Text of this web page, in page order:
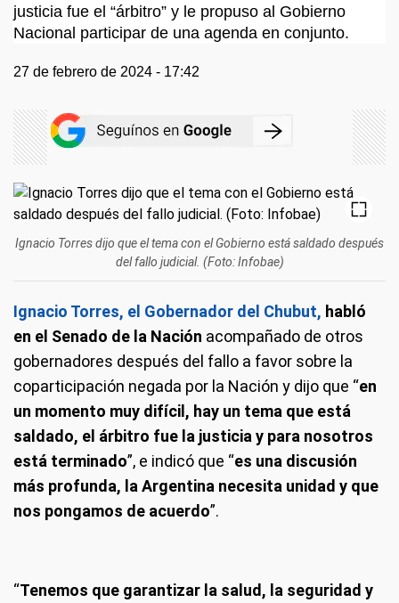
justicia fue el “árbitro” y le propuso al Gobierno
Nacional participar de una agenda en conjunto.
27 de febrero de 2024 - 17:42
Ignacio Torres dijo que el tema con el Gobierno está saldado después
del fallo judicial. (Foto: Infobae)
Ignacio Torres, el Gobernador del Chubut, habló
en el Senado de la Nación acompañado de otros
gobernadores después del fallo a favor sobre la
coparticipación negada por la Nación y dijo que “en
un momento muy difícil, hay un tema que está
saldado, el árbitro fue la justicia y para nosotros
está terminado”, e indicó que “es una discusión
más profunda, la Argentina necesita unidad y que
nos pongamos de acuerdo”.
“Tenemos que garantizar la salud, la seguridad y